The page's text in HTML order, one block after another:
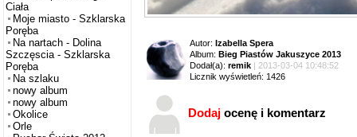
Ciała
Moje miasto - Szklarska
Poręba
Na nartach - Dolina
Szczęscia - Szklarska
Poręba
Na szlaku
nowy album
nowy album
Okolice
Orle
Autor: Izabella Spera
Album: Bieg Piastów Jakuszyce 2013
Dodał(a): remik | 2013-03-04 10:48:52
Licznik wyświetleń: 1426
Dodaj ocenę i komentarz